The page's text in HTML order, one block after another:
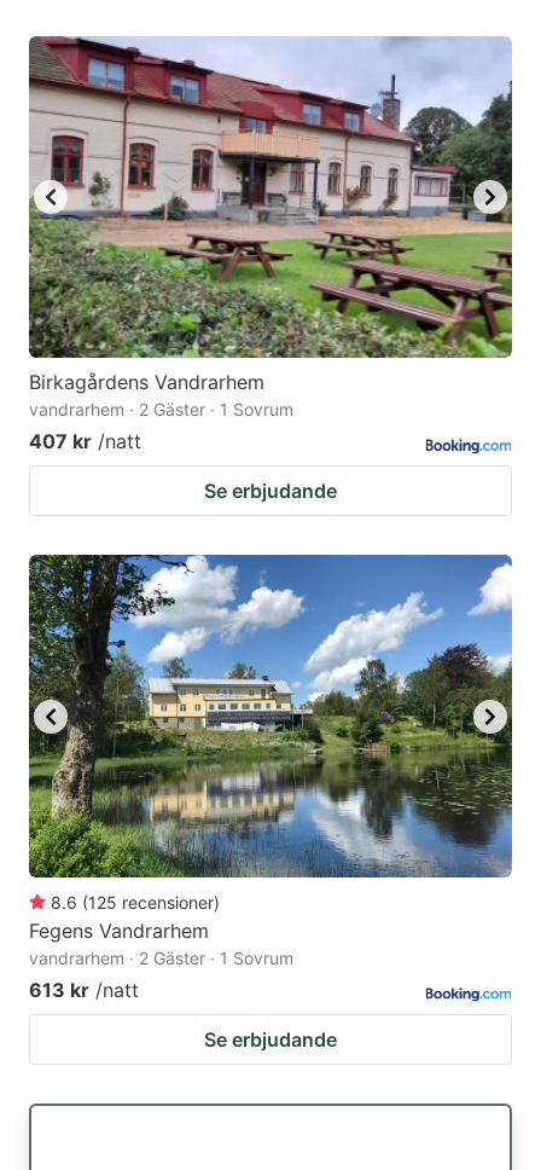
Birkagårdens Vandrarhem
vandrarhem · 2 Gäster · 1 Sovrum
407 kr /natt
Se erbjudande
8.6 (125 recensioner)
Fegens Vandrarhem
vandrarhem · 2 Gäster · 1 Sovrum
613 kr /natt
Se erbjudande